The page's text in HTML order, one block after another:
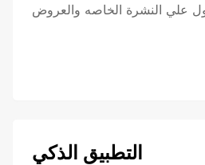
علي النشرة الخاصه والعروض
التطبيق الذكي